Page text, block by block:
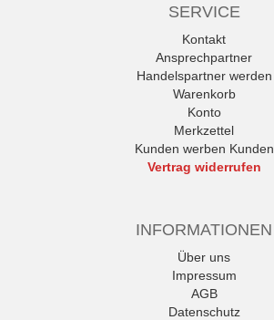
SERVICE
Kontakt
Ansprechpartner
Handelspartner werden
Warenkorb
Konto
Merkzettel
Kunden werben Kunden
Vertrag widerrufen
INFORMATIONEN
Über uns
Impressum
AGB
Datenschutz